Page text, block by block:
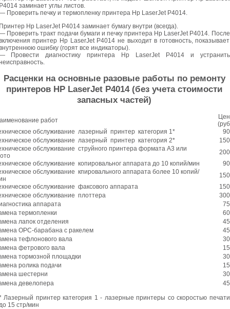
P4014 заминает углы листов.
Проверить печку и термопленку принтера Hp LaserJet P4014.
Принтер Hp LaserJet P4014 заминает бумагу внутри (всегда).
Проверить тракт подачи бумаги и печку принтера Hp LaserJet P4014. После
принтер Hp LaserJet P4014 не выходит в готовность, показывает
ошибку (горят все индикаторы).
Провести диагностику принтера Hp LaserJet P4014 и устранить
Расценки на основные разовые работы по ремонту
принтеров HP LaserJet P4014 (без учета стоимости
запасных частей)
работ
обслуживание лазерный принтер категория 1*
обслуживание лазерный принтер категория 2*
обслуживание струйного принтера формата А3 или
обслуживание копировальног аппарата до 10 копий/мин
обслуживание кпировального аппарата более 10 копий/
обслуживание факсового аппарата
обслуживание плоттера
аппарата
термопленки
лапок отделения
ОРС-барабана с ракелем
тефлонового вала
фетрового вала
тормозной площадки
ролика подачи
шестерни
девелопера
Лазерный принтер категория 1 - лазерные принтеры со скоростью печати
до 15 стр/мин